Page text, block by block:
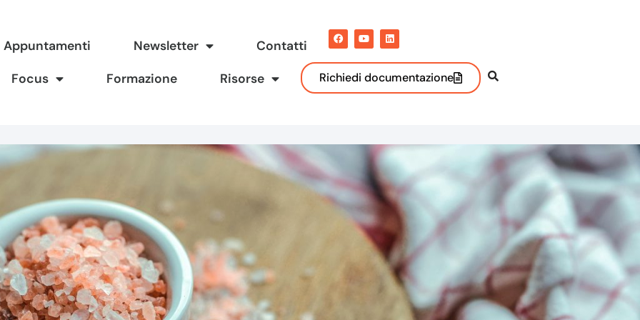
Appuntamenti Newsletter Contatti
Focus Formazione Risorse Richiedi documentazione